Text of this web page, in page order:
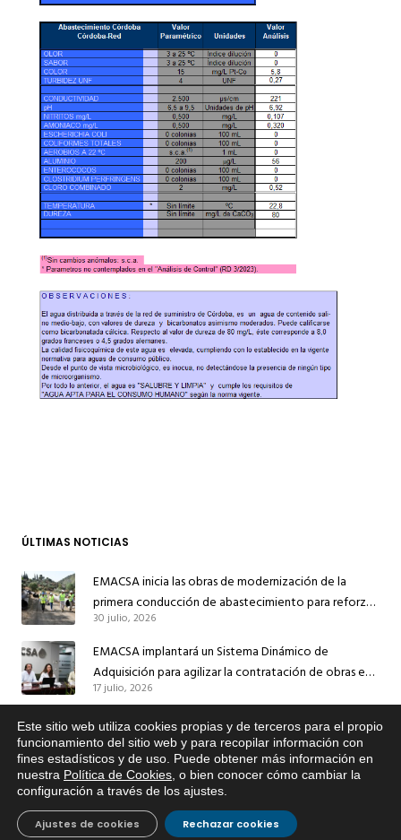
ÚLTIMAS NOTICIAS
EMACSA inicia las obras de modernización de la
primera conducción de abastecimiento para reforzar
el suministro de agua de Córdoba
30 julio, 2026
EMACSA implantará un Sistema Dinámico de
Adquisición para agilizar la contratación de obras en
sus redes e instalaciones
17 julio, 2026
EMACSA inicia hoy las obras de una nueva arteria de
abastecimiento y una red de agua no potable en
Ingeniero Ruiz de Azúa
13 julio, 2026
Caracterización ZA Córdoba Red Quemadas- 1ª Sem
2026
9 julio, 2026
Este sitio web utiliza cookies propias y de terceros para el propio
funcionamiento del sitio web y para recopilar información con
fines estadísticos y de uso. Puede obtener más información en
nuestra Política de Cookies , o bien conocer cómo cambiar la
configuración a través de los ajustes
Rechazar cookies
Ajustes de cookies
Si tiene cualquier duda sobre
EMACSA, haga click abajo.